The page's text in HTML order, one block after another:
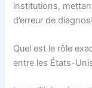
institutions,
d’erreur de
Quel est le rôle
entre les États-